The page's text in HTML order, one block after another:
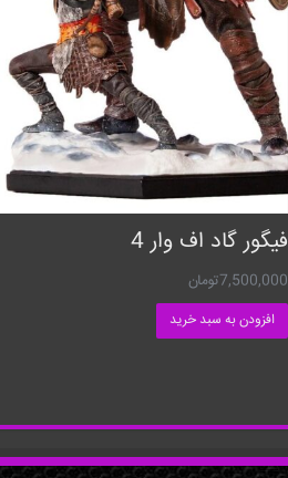
فیگور گاد اف وار 4
7,500,000تومان
افزودن به سبد خرید